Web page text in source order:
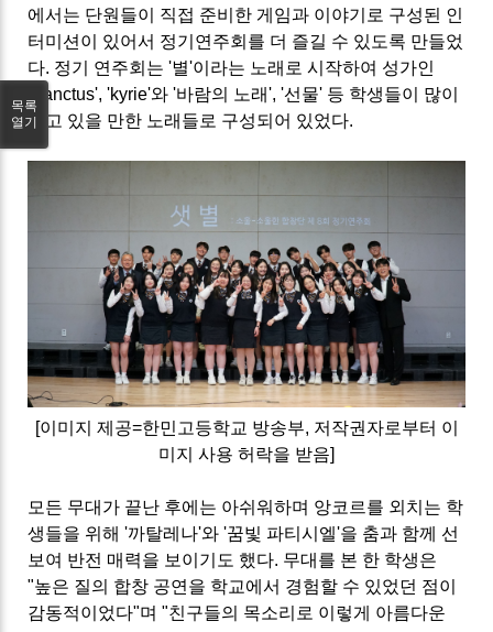
에서는 단원들이 직접 준비한 게임과 이야기로 구성된 인
터미션이 있어서 정기연주회를 더 즐길 수 있도록 만들었
다. 정기 연주회는 '별'이라는 노래로 시작하여 성가인
'Sanctus', 'kyrie'와 '바람의 노래', '선물' 등 학생들이 많이
알고 있을 만한 노래들로 구성되어 있었다.
[이미지 제공=한민고등학교 방송부, 저작권자로부터 이
미지 사용 허락을 받음]
모든 무대가 끝난 후에는 아쉬워하며 앙코르를 외치는 학
생들을 위해 '까탈레나'와 '꿈빛 파티시엘'을 춤과 함께 선
보여 반전 매력을 보이기도 했다. 무대를 본 한 학생은
"높은 질의 합창 공연을 학교에서 경험할 수 있었던 점이
감동적이었다"며 "친구들의 목소리로 이렇게 아름다운
목록
열기